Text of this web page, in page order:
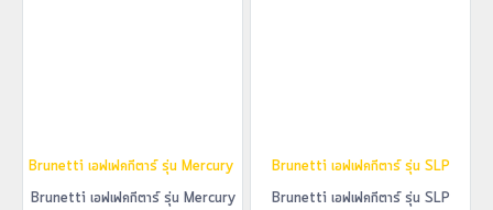
Brunetti เอฟเฟคกีตาร์ รุ่น Mercury Box
Brunetti เอฟเฟคกีตาร์ รุ่น Mercury
Brunetti เอฟเฟคกีตาร์ รุ่น SLP
Brunetti เอฟเฟคกีตาร์ รุ่น SLP